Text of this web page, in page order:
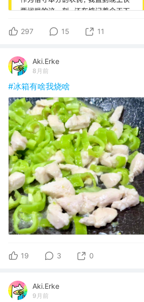
297 15 11
Aki.Erke
8月前
#冰箱有啥我烧啥
19 3 0
Aki.Erke
9月前